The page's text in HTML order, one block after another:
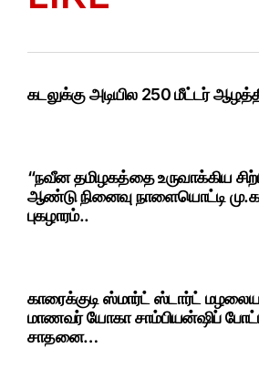
கடலுக்கு அடியில 250 மீட்டர்
“நவீன தமிழகத்தை உருவாக்கிய
ஆண்டு நினைவு நாளையொட்டி
புகழாரம்..
காரைக்குடி ஸ்மார்ட் ஸ்டார்ட்
மாணவர் யோகா சாம்பியன்ஷிப்
சாதனை…